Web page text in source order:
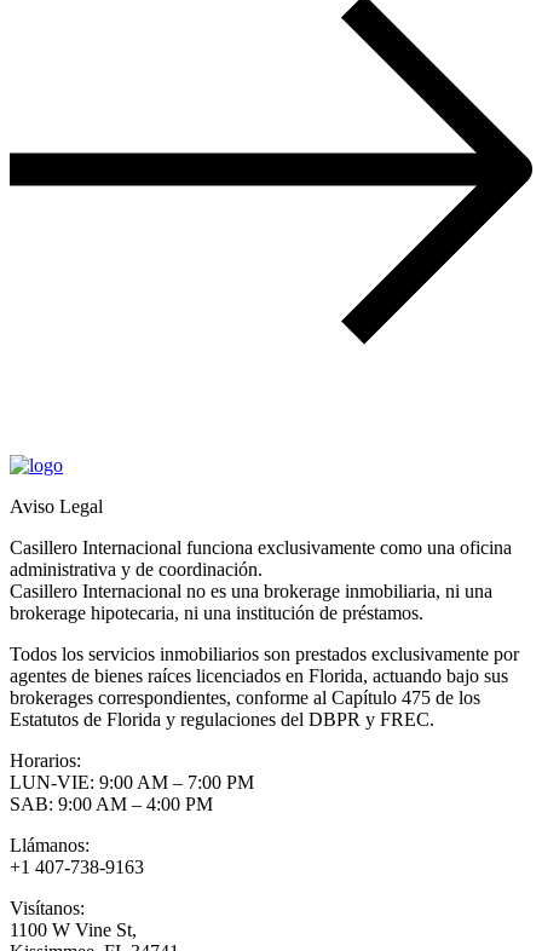
Aviso Legal
Casillero Internacional funciona exclusivamente como una oficina
administrativa y de coordinación.
Casillero Internacional no es una brokerage inmobiliaria, ni una
brokerage hipotecaria, ni una institución de préstamos.
Todos los servicios inmobiliarios son prestados exclusivamente por
agentes de bienes raíces licenciados en Florida, actuando bajo sus
brokerages correspondientes, conforme al Capítulo 475 de los
Estatutos de Florida y regulaciones del DBPR y FREC.
Horarios:
LUN-VIE: 9:00 AM – 7:00 PM
SAB: 9:00 AM – 4:00 PM
Llámanos:
+1 407-738-9163
Visítanos:
1100 W Vine St,